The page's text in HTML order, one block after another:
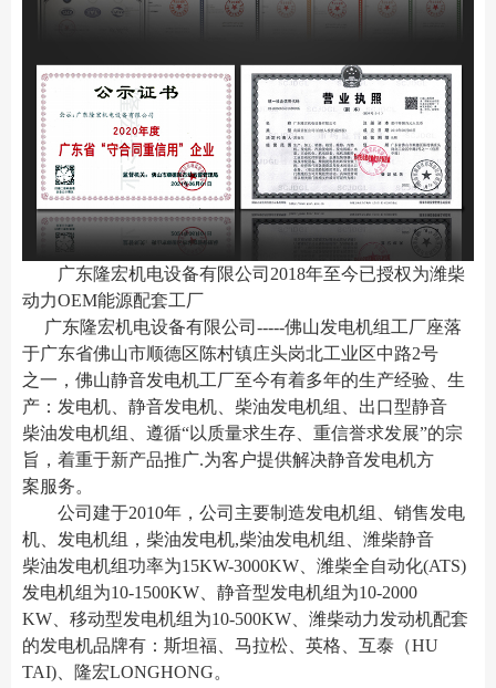
广东隆宏机电设备有限公司2018年至今已授权为潍柴
动力OEM能源配套工厂
广东隆宏机电设备有限公司-----佛山发电机组工厂座落
于广东省佛山市顺德区陈村镇庄头岗北工业区中路2号
之一 ，佛山静音发电机工厂至今有着多年的生产经验、生
产：发电机、静音发电机、柴油发电机组、出口型静音
柴油发电机组、遵循“以质量求生存、重信誉求发展”的宗
旨，着重于新产品推广.为客户提供解决静音发电机方
案服务。
公司建于2010年，公司主要制造发电机组、销售发电
机、发电机组，柴油发电机,柴油发电机组、潍柴静音
柴油发电机组功率为15KW-3000KW、潍柴全自动化(ATS)
发电机组为10-1500KW、静音型发电机组为10-2000
KW、移动型发电机组为10-500KW、潍柴动力发动机配套
的发电机品牌有：斯坦福、马拉松、英格、互泰（HU
TAI)、隆宏LONGHONG。